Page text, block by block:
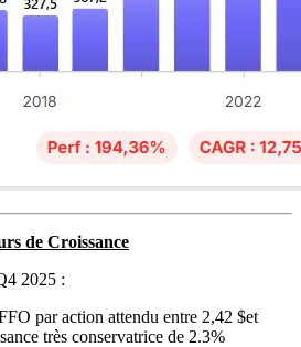
de Croissance
2025 :
par action attendu entre 2,42 $et
très conservatrice de 2.3%